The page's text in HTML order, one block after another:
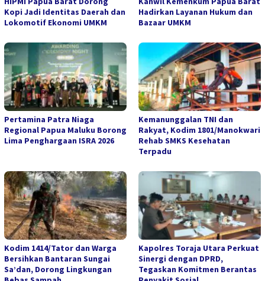
Kopi Jadi Identitas Daerah dan
Lokomotif Ekonomi UMKM
Hadirkan Layanan Hukum dan
Bazaar UMKM
Pertamina Patra Niaga
Regional Papua Maluku Borong
Lima Penghargaan ISRA 2026
Kemanunggalan TNI dan
Rakyat, Kodim 1801/Manokwari
Rehab SMKS Kesehatan
Terpadu
Kodim 1414/Tator dan Warga
Bersihkan Bantaran Sungai
Sa’dan, Dorong Lingkungan
Kapolres Toraja Utara Perkuat
Sinergi dengan DPRD,
Tegaskan Komitmen Berantas